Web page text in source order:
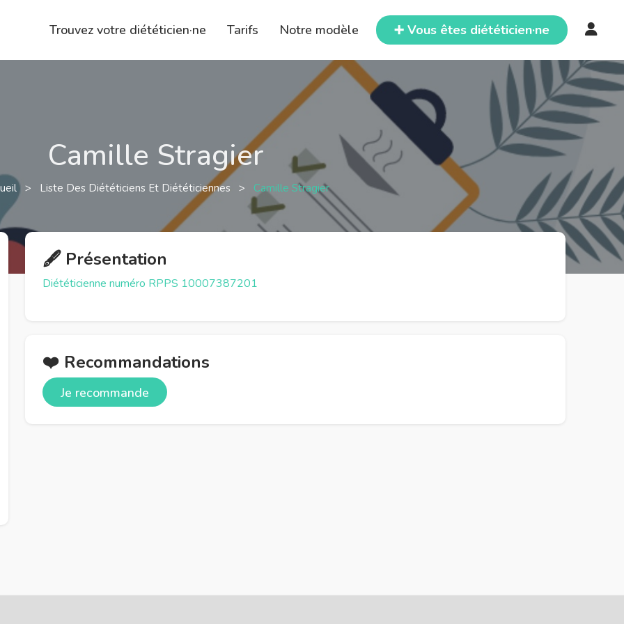
Trouvez votre diététicien·ne Tarifs Notre modèle ➕ Vous êtes diététicien·ne
Camille Stragier
> Liste Des Diététiciens Et Diététiciennes > Camille Stragier
🖋️ Présentation
Diététicienne numéro RPPS 10007387201
❤️ Recommandations
Je recommande